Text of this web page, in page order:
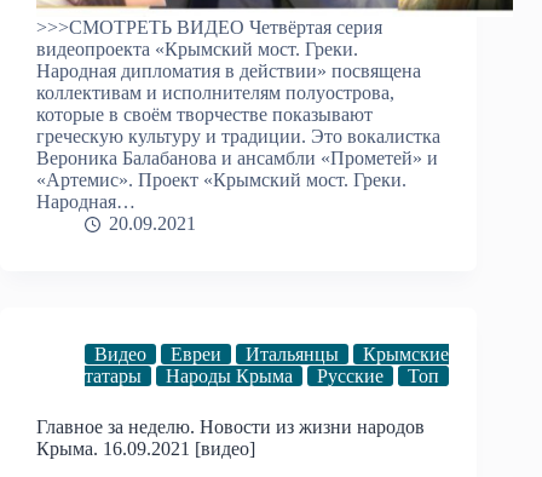
>>>СМОТРЕТЬ ВИДЕО Четвёртая серия
видеопроекта «Крымский мост. Греки.
Народная дипломатия в действии» посвящена
коллективам и исполнителям полуострова,
которые в своём творчестве показывают
греческую культуру и традиции. Это вокалистка
Вероника Балабанова и ансамбли «Прометей» и
«Артемис». Проект «Крымский мост. Греки.
Народная…
20.09.2021
Видео Евреи Итальянцы
Крымские
татары
Народы Крыма Русские Топ
Главное за неделю. Новости из жизни народов
Крыма. 16.09.2021 [видео]